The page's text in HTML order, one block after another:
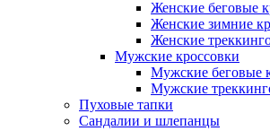
Женские беговые
Женские зимние
Женские
Мужские кроссовки
Мужские беговые
Мужские
Пуховые тапки
Сандалии и шлепанцы